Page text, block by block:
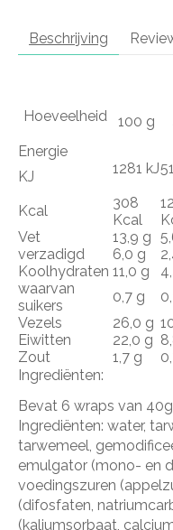
Beschrijving
Hoeveelheid 100 g
Energie
KJ
1281 kJ
Kcal
308
Kcal
Vet
13,9 g
verzadigd
6,0 g
Koolhydraten 11,0 g
waarvan
suikers
0,7 g
Vezels
26,0 g
Eiwitten
22,0 g
Zout
1,7 g
Ingrediënten:
Bevat 6 wraps van
Ingrediënten: water,
tarwemeel,
emulgator (mono- en
voedingszuren
(difosfaten,
(kaliumsorbaat,